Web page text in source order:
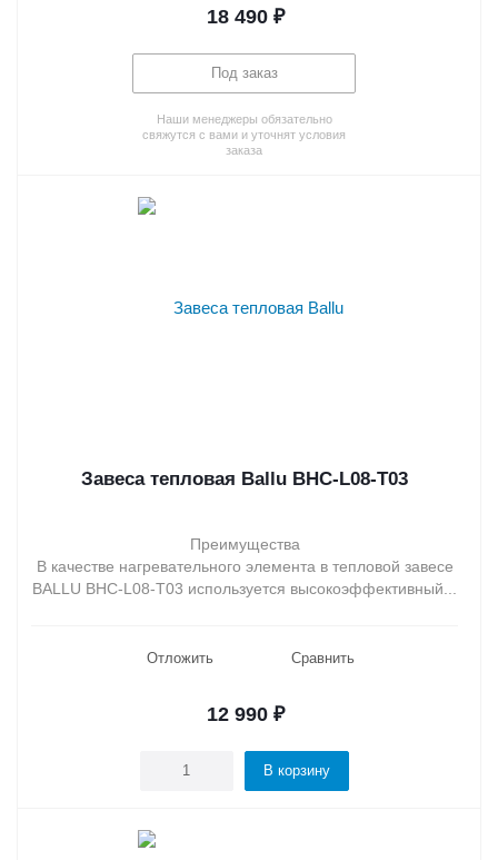
18 490₽
Под заказ
Наши менеджеры обязательно
свяжутся с вами и уточнят условия
заказа
Завеса тепловая Ballu BHC-L08-T03
Преимущества
В качестве нагревательного элемента в тепловой завесе
BALLU BHC-L08-T03 используется высокоэффективный...
Отложить Сравнить
12 990₽
В корзину